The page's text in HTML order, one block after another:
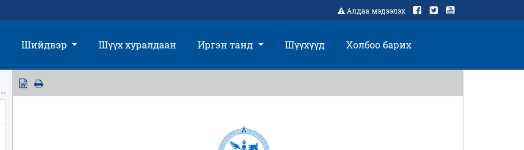
Алдаа мэдээлэх
Шийдвэр Шүүх хуралдаан Иргэн танд Шүүхүүд Холбоо барих